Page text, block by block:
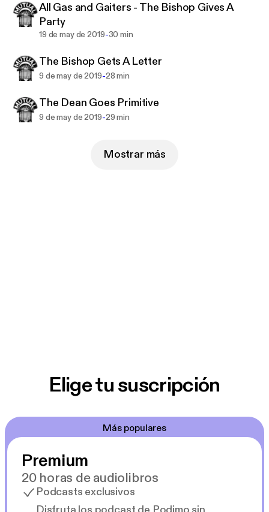
All Gas and Gaiters - The Bishop Gives A
Party
19 de may de 2019-30 min
The Bishop Gets A Letter
9 de may de 2019-28 min
The Dean Goes Primitive
9 de may de 2019-29 min
Mostrar más
Elige tu suscripción
Más populares
Premium
20 horas de audiolibros
Podcasts exclusivos